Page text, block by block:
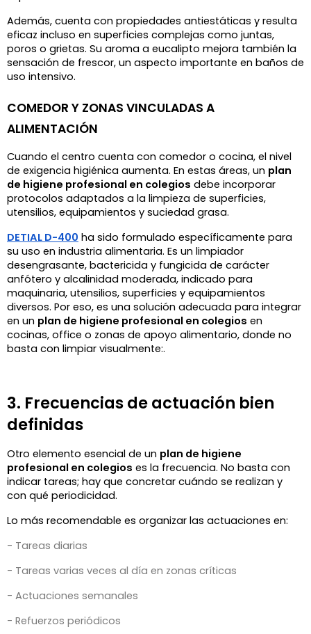
Además, cuenta con propiedades antiestáticas y resulta
eficaz incluso en superficies complejas como juntas,
poros o grietas. Su aroma a eucalipto mejora también la
sensación de frescor, un aspecto importante en baños de
uso intensivo.
COMEDOR Y ZONAS VINCULADAS A
ALIMENTACIÓN
Cuando el centro cuenta con comedor o cocina, el nivel
de exigencia higiénica aumenta. En estas áreas, un plan
de higiene profesional en colegios debe incorporar
protocolos adaptados a la limpieza de superficies,
utensilios, equipamientos y suciedad grasa.
DETIAL D-400 ha sido formulado específicamente para
su uso en industria alimentaria. Es un limpiador
desengrasante, bactericida y fungicida de carácter
anfótero y alcalinidad moderada, indicado para
maquinaria, utensilios, superficies y equipamientos
diversos. Por eso, es una solución adecuada para integrar
en un plan de higiene profesional en colegios en
cocinas, office o zonas de apoyo alimentario, donde no
basta con limpiar visualmente:.
3. Frecuencias de actuación bien
definidas
Otro elemento esencial de un plan de higiene
profesional en colegios es la frecuencia. No basta con
indicar tareas; hay que concretar cuándo se realizan y
con qué periodicidad.
Lo más recomendable es organizar las actuaciones en:
- Tareas diarias
- Tareas varias veces al día en zonas críticas
- Actuaciones semanales
- Refuerzos periódicos